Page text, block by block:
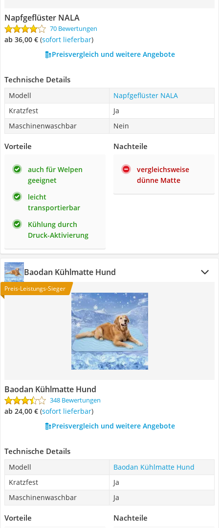
Napfgeflüster NALA
70 Bewertungen
ab 36,00 € ( Sofort lieferbar)
Preisvergleich und weitere Angebote
Technische Details
Modell
Napfgeflüster NALA
Kratzfest
Ja
Maschinenwaschbar
Nein
Vorteile
auch für Welpen
geeignet
leicht
transportierbar
Kühlung durch
Druck-Aktivierung
Nachteile
vergleichsweise
dünne Matte
Baodan Kühlmatte Hund
Preis-Leistungs-Sieger
Baodan Kühlmatte Hund
348 Bewertungen
ab 24,00 € ( Sofort lieferbar)
Preisvergleich und weitere Angebote
Technische Details
Modell
Baodan Kühlmatte Hund
Kratzfest
Ja
Maschinenwaschbar
Ja
Vorteile Nachteile